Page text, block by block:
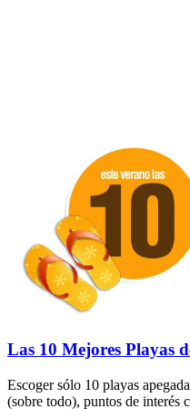
Las 10 Mejores Playas
Escoger sólo 10 playas
(sobre todo), puntos de interés